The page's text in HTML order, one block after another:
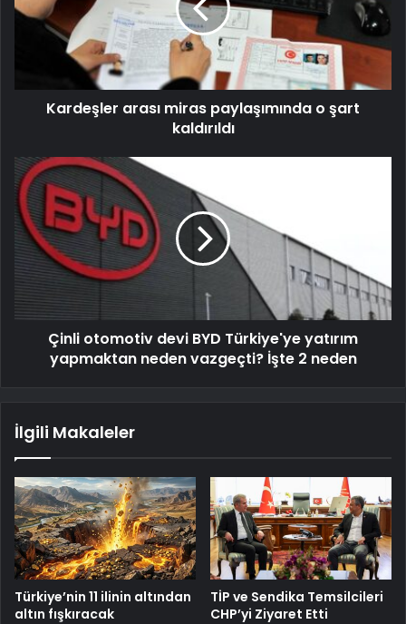
Kardeşler arası miras paylaşımında o şart
kaldırıldı
Çinli otomotiv devi BYD Türkiye'ye yatırım
yapmaktan neden vazgeçti? İşte 2 neden
İlgili Makaleler
Türkiye’nin 11 ilinin altından
altın fışkıracak
TİP ve Sendika Temsilcileri
CHP’yi Ziyaret Etti